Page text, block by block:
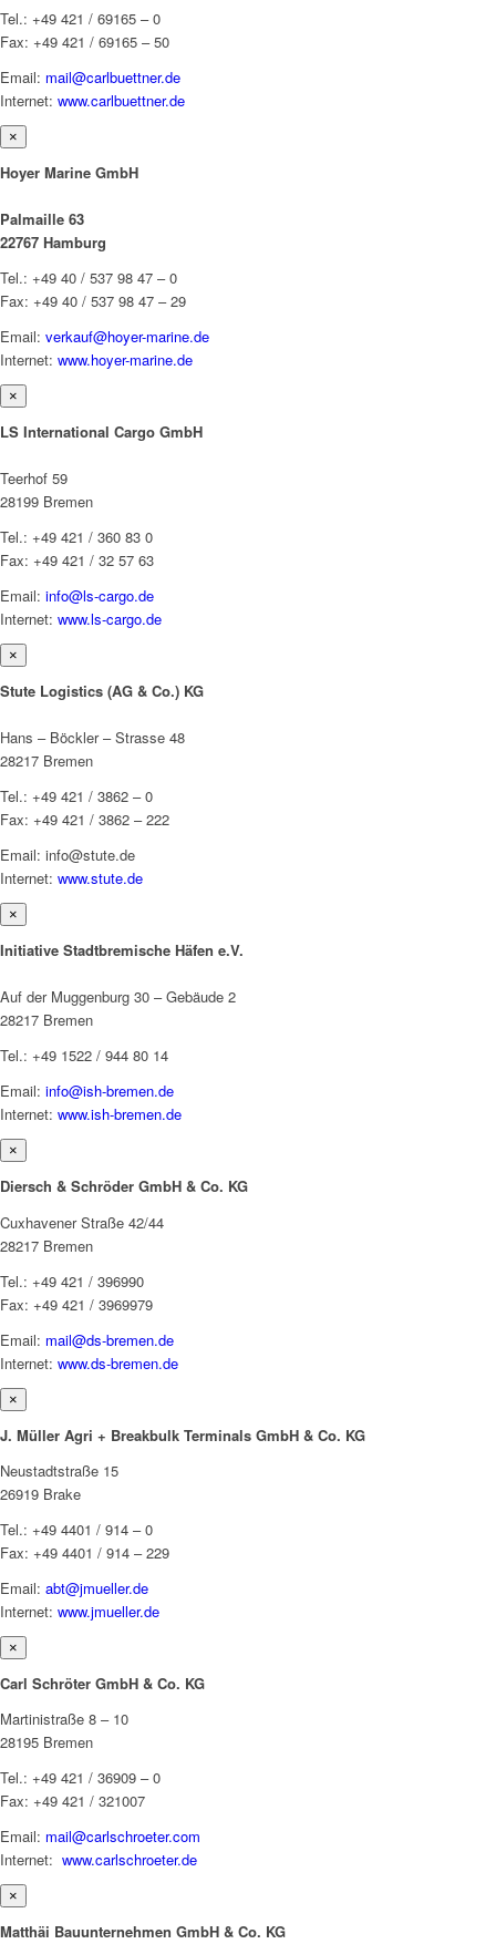
Tel.: +49 421 / 69165 – 0
Fax: +49 421 / 69165 – 50
Email: mail@carlbuettner.de
Internet: www.carlbuettner.de
×
Hoyer Marine GmbH
Palmaille 63
22767 Hamburg
Tel.: +49 40 / 537 98 47 – 0
Fax: +49 40 / 537 98 47 – 29
Email: verkauf@hoyer-marine.de
Internet: www.hoyer-marine.de
×
LS International Cargo GmbH
Teerhof 59
28199 Bremen
Tel.: +49 421 / 360 83 0
Fax: +49 421 / 32 57 63
Email: info@ls-cargo.de
Internet: www.ls-cargo.de
×
Stute Logistics (AG & Co.) KG
Hans – Böckler – Strasse 48
28217 Bremen
Tel.: +49 421 / 3862 – 0
Fax: +49 421 / 3862 – 222
Email: info@stute.de
Internet: www.stute.de
×
Initiative Stadtbremische Häfen e.V.
Auf der Muggenburg 30 – Gebäude 2
28217 Bremen
Tel.: +49 1522 / 944 80 14
Email: info@ish-bremen.de
Internet: www.ish-bremen.de
×
Diersch & Schröder GmbH & Co. KG
Cuxhavener Straße 42/44
28217 Bremen
Tel.: +49 421 / 396990
Fax: +49 421 / 3969979
Email: mail@ds-bremen.de
Internet: www.ds-bremen.de
×
J. Müller Agri + Breakbulk Terminals GmbH & Co. KG
Neustadtstraße 15
26919 Brake
Tel.: +49 4401 / 914 – 0
Fax: +49 4401 / 914 – 229
Email: abt@jmueller.de
Internet: www.jmueller.de
×
Carl Schröter GmbH & Co. KG
Martinistraße 8 – 10
28195 Bremen
Tel.: +49 421 / 36909 – 0
Fax: +49 421 / 321007
Email: mail@carlschroeter.com
Internet: www.carlschroeter.de
×
Matthäi Bauunternehmen GmbH & Co. KG